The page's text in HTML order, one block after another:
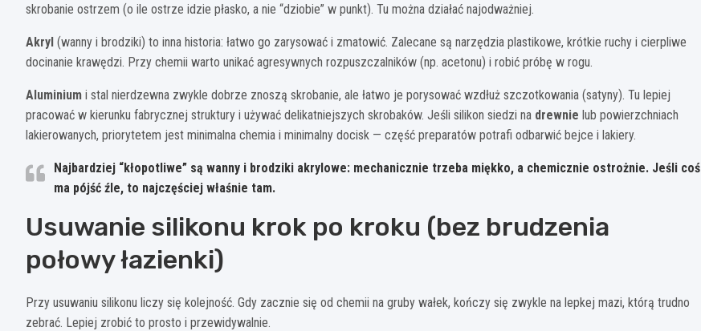
skrobanie ostrzem (o ile ostrze idzie płasko, a nie “dziobie” w punkt). Tu można działać najodważniej.
Akryl (wanny i brodziki) to inna historia: łatwo go zarysować i zmatowić. Zalecane są narzędzia plastikowe, krótkie ruchy i cierpliwe
docinanie krawędzi. Przy chemii warto unikać agresywnych rozpuszczalników (np. acetonu) i robić próbę w rogu.
Aluminium i stal nierdzewna zwykle dobrze znoszą skrobanie, ale łatwo je porysować wzdłuż szczotkowania (satyny). Tu lepiej
pracować w kierunku fabrycznej struktury i używać delikatniejszych skrobaków. Jeśli silikon siedzi na drew­nie lub powierzchniach
lakierowanych, priorytetem jest minimalna chemia i minimalny docisk — część preparatów potrafi odbarwić bejce i lakiery.
Najbardziej “kłopotliwe” są wanny i brodziki akrylowe: mechanicznie trzeba miękko, a chemicznie ostrożnie. Jeśli coś
ma pójść źle, to najczęściej właśnie tam.
Usuwanie silikonu krok po kroku (bez brudzenia
połowy łazienki)
Przy usuwaniu silikonu liczy się kolejność. Gdy zacznie się od chemii na gruby wałek, kończy się zwykle na lepkej mazi, którą trudno
zebrać. Lepiej zrobić to prosto i przewidywalnie.